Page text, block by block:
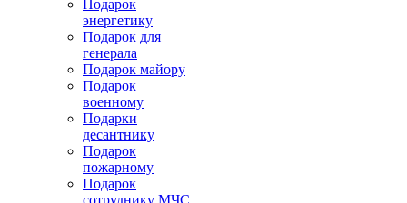
Подарок
энергетику
Подарок для
генерала
Подарок майору
Подарок
военному
Подарки
десантнику
Подарок
пожарному
Подарок
сотруднику МЧС